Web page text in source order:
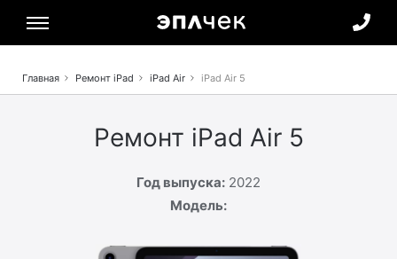
Главная Ремонт iPad iPad Air iPad Air 5
Ремонт iPad Air 5
Год выпуска: 2022
Модель: